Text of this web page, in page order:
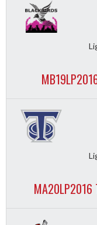
MA20LP2016